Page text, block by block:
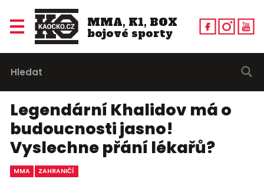
MMA, K1, BOX
bojové sporty
Legendární Khalidov má o
budoucnosti jasno!
Vyslechne přání lékařů?
MMA ZAHRANIČÍ